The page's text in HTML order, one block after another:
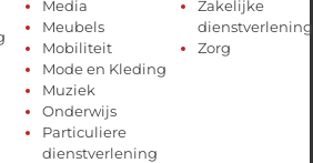
Media
Meubels
Mobiliteit
Mode en Kleding
Muziek
Onderwijs
Particuliere
dienstverlening
Zakelijke
dienstverlening
Zorg